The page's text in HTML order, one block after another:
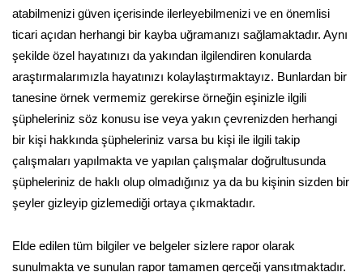
atabilmenizi güven içerisinde ilerleyebilmenizi ve en önemlisi
ticari açıdan herhangi bir kayba uğramanızı sağlamaktadır. Aynı
şekilde özel hayatınızı da yakından ilgilendiren konularda
araştırmalarımızla hayatınızı kolaylaştırmaktayız. Bunlardan bir
tanesine örnek vermemiz gerekirse örneğin eşinizle ilgili
şüpheleriniz söz konusu ise veya yakın çevrenizden herhangi
bir kişi hakkında şüpheleriniz varsa bu kişi ile ilgili takip
çalışmaları yapılmakta ve yapılan çalışmalar doğrultusunda
şüpheleriniz de haklı olup olmadığınız ya da bu kişinin sizden bir
şeyler gizleyip gizlemediği ortaya çıkmaktadır.
Elde edilen tüm bilgiler ve belgeler sizlere rapor olarak
sunulmakta ve sunulan rapor tamamen gerçeği yansıtmaktadır.